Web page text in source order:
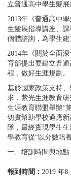
立普通高中學生髮展
2013年《普通高中
生髮展指導講座、
個體諮詢，為學生建
2014年《關於全面
育部提出要建立普
程，做好生涯規劃。
基於國家政策支持
求，紫光生涯教育
生涯教育聯盟舉辦“
切實幫助學校適應
隊，最終實現學生
學教育從“以分數培
一、培訓時間與地點
報到時間： 2019 年8